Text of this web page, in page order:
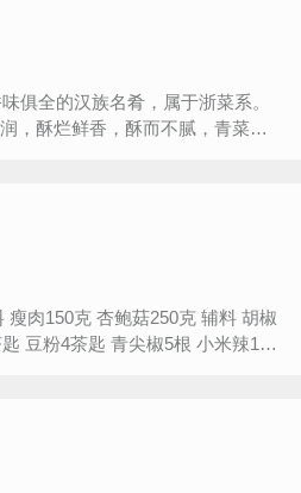
，酥烂鲜香，酥而不腻，青菜爽